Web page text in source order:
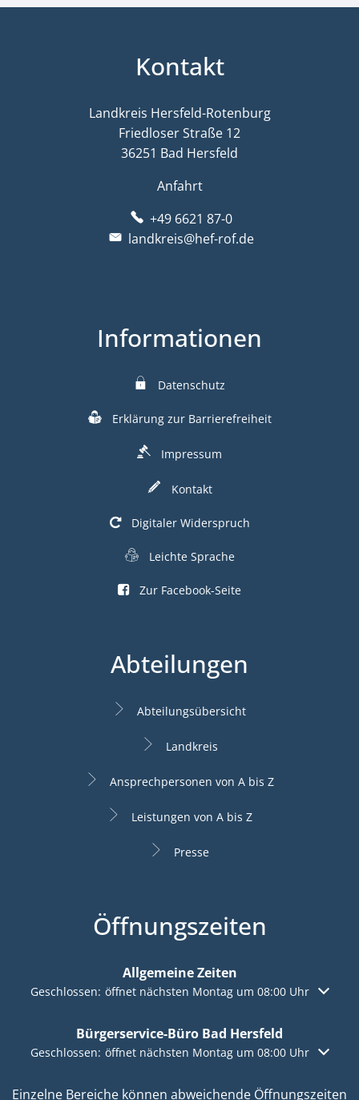
Kontakt
Landkreis Hersfeld-Rotenburg
Friedloser Straße 12
36251 Bad Hersfeld
Anfahrt
+49 6621 87-0
landkreis@hef-rof.de
Informationen
Datenschutz
Erklärung zur Barrierefreiheit
Impressum
Kontakt
Digitaler Widerspruch
Leichte Sprache
Zur Facebook-Seite
Abteilungen
Abteilungsübersicht
Landkreis
Ansprechpersonen von A bis Z
Leistungen von A bis Z
Presse
Öffnungszeiten
Allgemeine Zeiten
Klicken, um weitere Öffnungs- oder Schließzeiten
Geschlossen: öffnet nächsten Montag um 08:00 Uhr
Bürgerservice-Büro Bad Hersfeld
Klicken, um weitere Öffnungs- oder Schließzeiten
Geschlossen: öffnet nächsten Montag um 08:00 Uhr
Einzelne Bereiche können abweichende Öffnungszeiten